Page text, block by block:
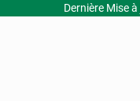
Dernière Mise